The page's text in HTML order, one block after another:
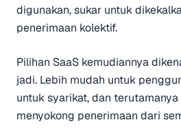
digunakan, sukar untuk
penerimaan kolektif.
Pilihan SaaS kemudiannya
jadi. Lebih mudah untuk
untuk syarikat, dan
menyokong penerimaan dari